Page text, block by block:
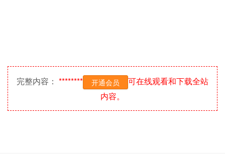
完整内容： ******** 开通会员
可在线观看和下载全站
内容。